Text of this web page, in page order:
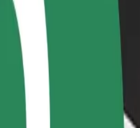
få betalt
Legg til en restaurant eller butikk
Nå ut til flere kunder og øk
inntjeningen
Nord til Shopping City Timișoara